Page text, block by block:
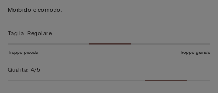
su
Morbido è comodo.
Taglia: Regolare
Troppo piccola Troppo grande
Qualità: 4/5